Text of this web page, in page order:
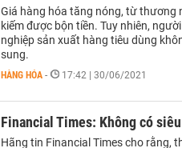
Giá hàng hóa tăng nóng, từ thương
kiếm được bộn tiền. Tuy nhiên,
nghiệp sản xuất hàng tiêu dùng
sung.
HÀNG HÓA - 17:42 | 30/06/2021
Financial Times: Không có
Hãng tin Financial Times cho rằng,